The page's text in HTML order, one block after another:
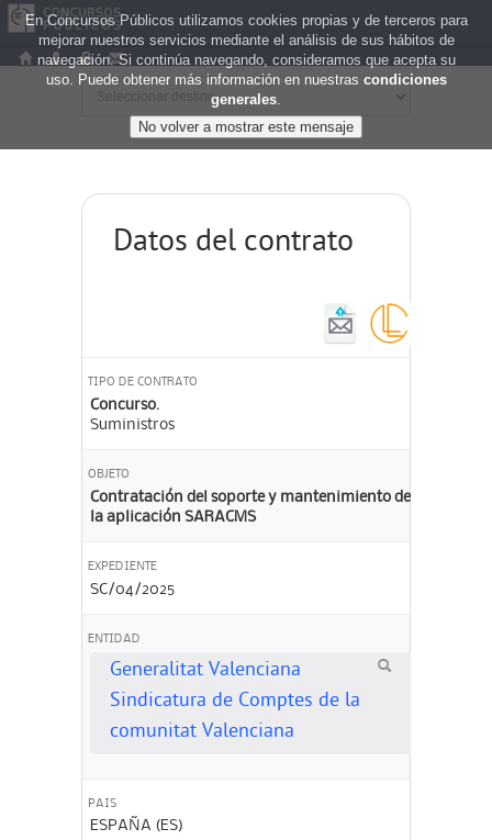
Datos del contrato
TIPO DE CONTRATO
Concurso.
Suministros
OBJETO
Contratación del soporte y mantenimiento de
la aplicación SARACMS
EXPEDIENTE
SC/04/2025
ENTIDAD
Generalitat Valenciana
Sindicatura de Comptes de la
comunitat Valenciana
PAIS
ESPAÑA (ES)
En Concursos Públicos utilizamos cookies propias y de terceros para
mejorar nuestros servicios mediante el análisis de sus hábitos de
navegación. Si continúa navegando, consideramos que acepta su
uso. Puede obtener más información en nuestras condiciones
generales.